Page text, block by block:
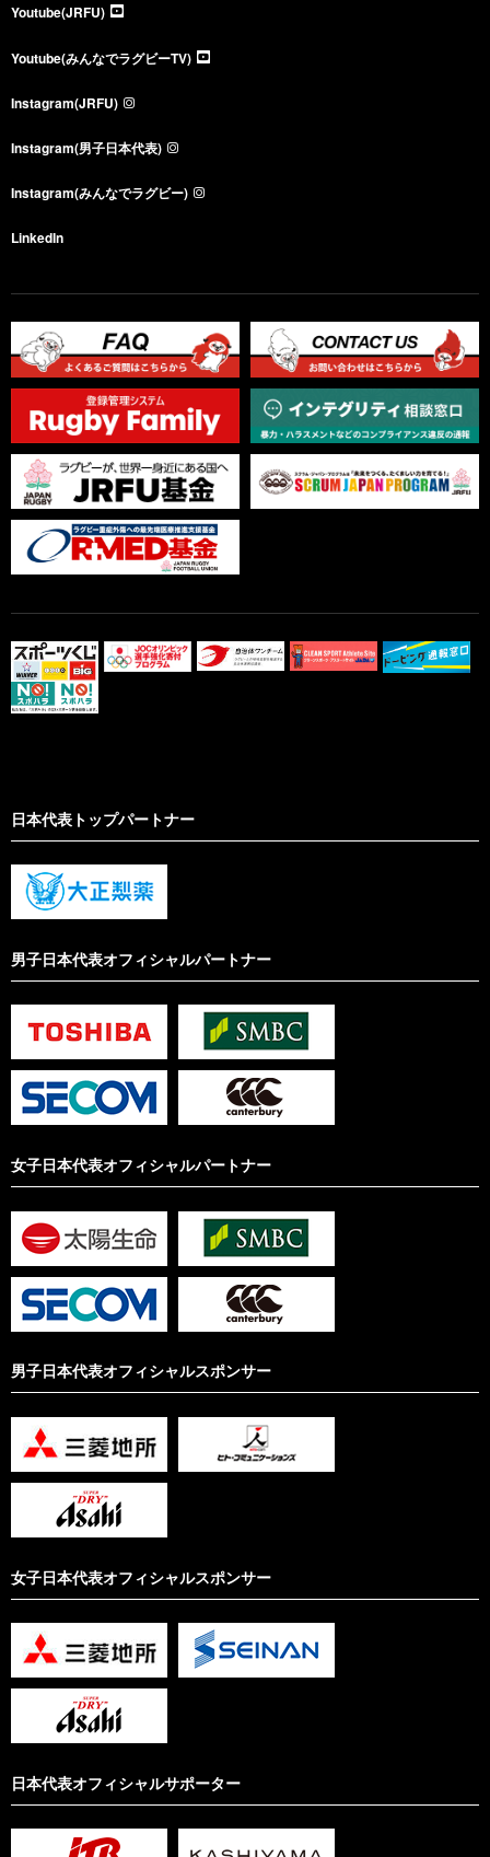
Youtube(JRFU)
Youtube(みんなでラグビーTV)
Instagram(JRFU)
Instagram(男子日本代表)
Instagram(みんなでラグビー)
LinkedIn
日本代表トップパートナー
男子日本代表オフィシャルパートナー
女子日本代表オフィシャルパートナー
男子日本代表オフィシャルスポンサー
女子日本代表オフィシャルスポンサー
日本代表オフィシャルサポーター